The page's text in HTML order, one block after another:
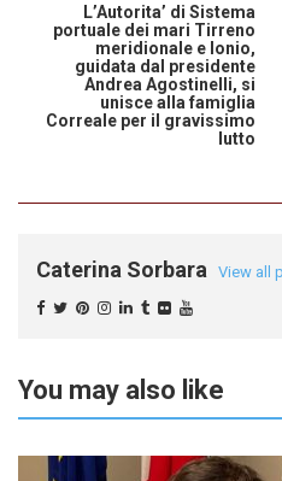
L’Autorita’ di Sistema
portuale dei mari Tirreno
meridionale e Ionio,
guidata dal presidente
Andrea Agostinelli, si
unisce alla famiglia
Correale per il gravissimo
lutto
Caterina Sorbara View all
You may also like